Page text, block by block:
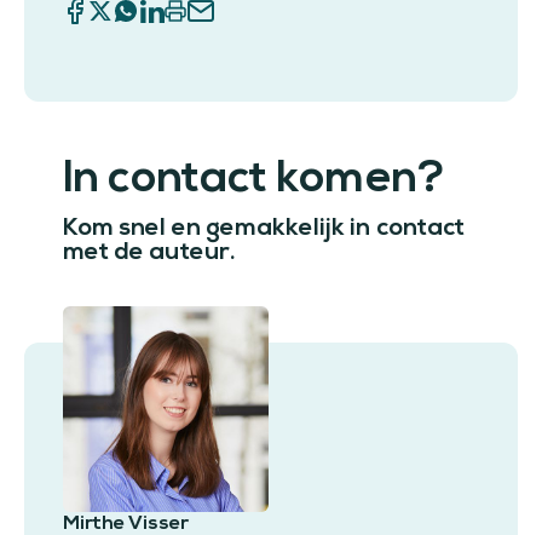
In contact komen?
Kom snel en gemakkelijk in contact
met de auteur.
Mirthe Visser